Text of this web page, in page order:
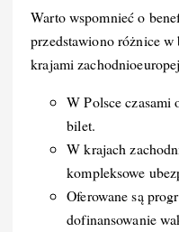
Warto wspomnieć o
przedstawiono różnice
krajami
W Polsce czasami
bilet.
W krajach
kompleksowe
Oferowane są
dofinansowanie